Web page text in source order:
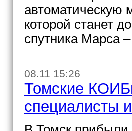
автоматическую
которой станет
спутника Марса
08.11 15:26
Томские
специалисты